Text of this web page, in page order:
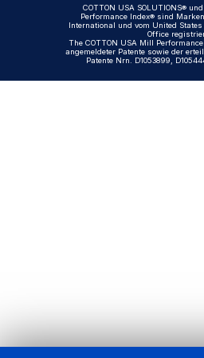
COTTON USA SOLUTIONS®
Performance Index® sind
International und vom United
Office
The COTTON USA Mill
angemeldeter Patente sowie der
Patente Nrn. D1053899,